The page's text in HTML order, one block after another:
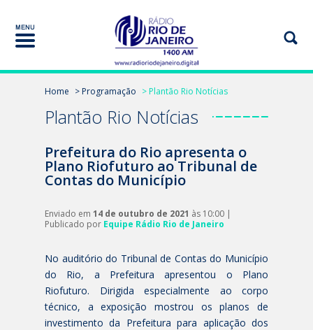
Home > Programação > Plantão Rio Notícias
Plantão Rio Notícias
Prefeitura do Rio apresenta o
Plano Riofuturo ao Tribunal de
Contas do Município
Enviado em 14 de outubro de 2021 às 10:00 |
Publicado por Equipe Rádio Rio de Janeiro
No auditório do Tribunal de Contas do Município
do Rio, a Prefeitura apresentou o Plano
Riofuturo. Dirigida especialmente ao corpo
técnico, a exposição mostrou os planos de
investimento da Prefeitura para aplicação dos